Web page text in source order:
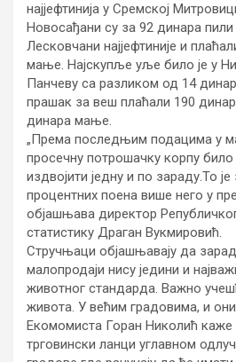
најјефтинија у Сремској
Новосађани су за 92 динара
Лесковчани најјефтиније и
мање. Најскупље уље било је у
Панчеву са разликом од 14
прашак за веш плаћали 190
динара мање.
„Према последњим подацима у
просечну потрошачку корпу било
издвојити једну и по зараду.То је
процентних поена више него у
објашњава директор
статистику Драган Вукмировић.
Стручњаци објашњавају да
малопродаји нису једини и
животног стандарда. Важно
живота. У већим градовима, и
Екомомиста Горан Николић каже
трговински ланци углавном